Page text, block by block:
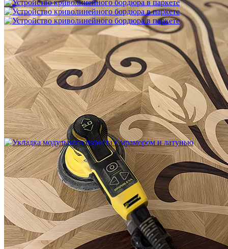
Устройство криволинейного бордюра в паркете
2 500 ₽